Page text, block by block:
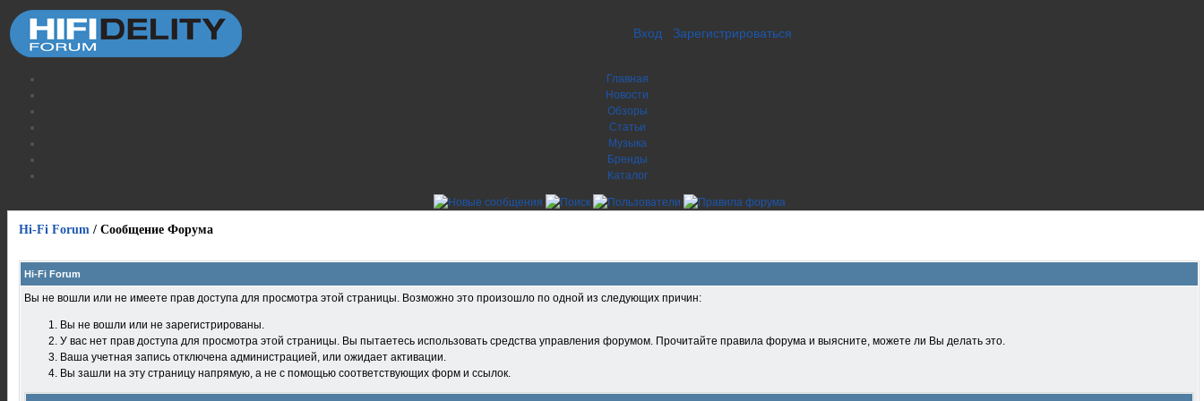
Вход Зарегистрироваться
Главная
Новости
Обзоры
Статьи
Музыка
Бренды
Каталог
Hi-Fi Forum / Сообщение Форума
Hi-Fi Forum
Вы не вошли или не имеете прав доступа для просмотра этой страницы. Возможно это произошло по одной из следующих причин:
Вы не вошли или не зарегистрированы.
У вас нет прав доступа для просмотра этой страницы. Вы пытаетесь использовать средства управления форумом. Прочитайте правила форума и выясните, можете ли Вы делать это.
Ваша учетная запись отключена администрацией, или ожидает активации.
Вы зашли на эту страницу напрямую, а не с помощью соответствующих форм и ссылок.